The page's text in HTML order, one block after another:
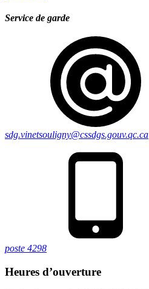
Service de garde
sdg.vinetsouligny@cssdgs.gouv.qc.ca
poste 4298
Heures d’ouverture